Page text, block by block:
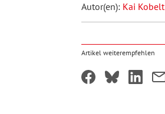
Autor(en): Kai Kobelt
Artikel weiterempfehlen